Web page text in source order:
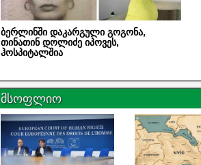
ბერლინში დაკარგული გოგონა,
თინათინ დოლიძე იპოვეს,
ჰოსპიტალშია
მსოფლიო